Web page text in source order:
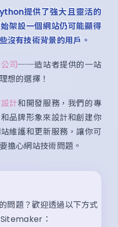
提供了強大且靈活的
架設一個網站仍可能顯得
沒有技術背景的用戶。
司──造站者提供的一站
想的選擇！
計和開發服務，我們的專
品牌形象來設計和創建你
維護和更新服務，讓你可
擔心網站技術問題。
問題？歡迎透過以下方式
：